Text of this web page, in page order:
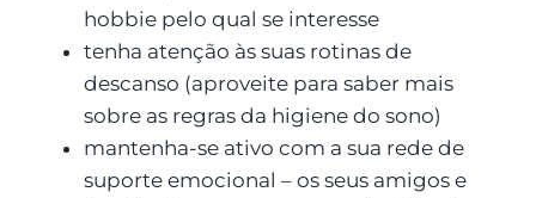
hobbie pelo qual se interesse
tenha atenção às suas rotinas de
descanso (aproveite para saber mais
sobre as regras da higiene do sono)
mantenha-se ativo com a sua rede de
suporte emocional – os seus amigos e